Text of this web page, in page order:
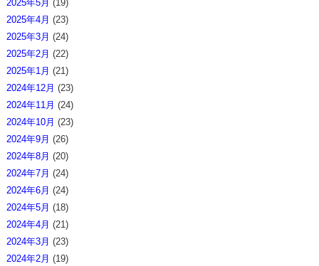
2025年5月 (19)
2025年4月 (23)
2025年3月 (24)
2025年2月 (22)
2025年1月 (21)
2024年12月 (23)
2024年11月 (24)
2024年10月 (23)
2024年9月 (26)
2024年8月 (20)
2024年7月 (24)
2024年6月 (24)
2024年5月 (18)
2024年4月 (21)
2024年3月 (23)
2024年2月 (19)